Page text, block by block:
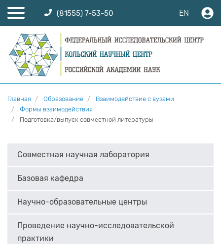
(81555) 7-53-50 EN
Главная Образование
Взаимодействие с вузами
Формы взаимодействия
Подготовка/выпуск совместной литературы
Совместная научная лаборатория
Базовая кафедра
Научно-образовательные центры
Проведение научно-исследовательской
практики